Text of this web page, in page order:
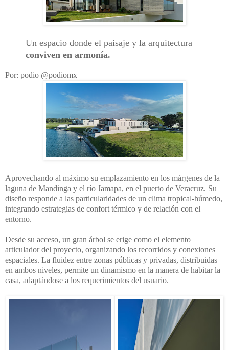
Un espacio donde el paisaje y la arquitectura
conviven en armonía.
Por: podio @podiomx
Aprovechando al máximo su emplazamiento en los márgenes de la
laguna de Mandinga y el río Jamapa, en el puerto de Veracruz. Su
diseño responde a las particularidades de un clima tropical-húmedo,
integrando estrategias de confort térmico y de relación con el
entorno.
Desde su acceso, un gran árbol se erige como el elemento
articulador del proyecto, organizando los recorridos y conexiones
espaciales. La fluidez entre zonas públicas y privadas, distribuidas
en ambos niveles, permite un dinamismo en la manera de habitar la
casa, adaptándose a los requerimientos del usuario.